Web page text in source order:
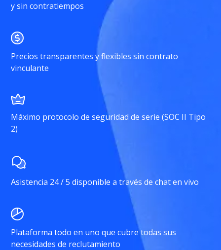
y sin contratiempos
Precios transparentes y flexibles sin contrato
vinculante
Máximo protocolo de seguridad de serie (SOC II Tipo
2)
Asistencia 24 / 5 disponible a través de chat en vivo
Plataforma todo en uno que cubre todas sus
necesidades de reclutamiento